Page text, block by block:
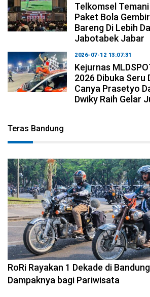
Telkomsel
Paket Bola
Bareng Di Lebih
Jabotabek Jabar
2026-07-12 13:07:31
Kejurnas
2026 Dibuka Seru
Canya Prasetyo
Dwiky Raih Gelar
Teras Bandung
2026-08-09 09:55:44
RoRi Rayakan 1 Dekade di
Dampaknya bagi Pariwisata